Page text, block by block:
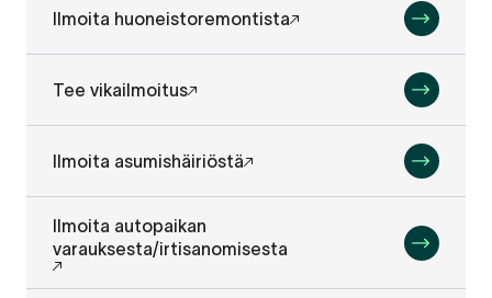
Ilmoita huoneistoremontista
Tee vikailmoitus
Ilmoita asumishäiriöstä
Ilmoita autopaikan
varauksesta/irtisanomisesta